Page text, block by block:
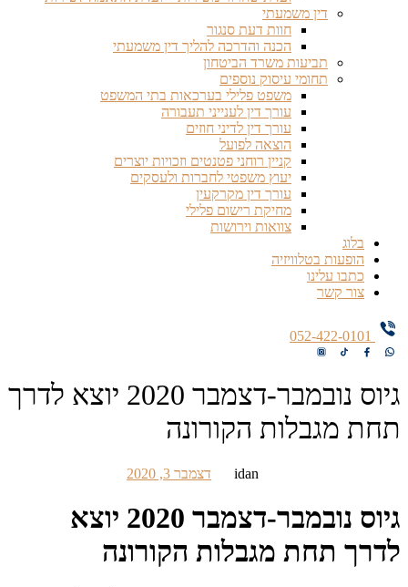
דין משמעתי
חוות דעת סנגור
הכנה והדרכה להליך דין משמעתי
תביעות משרד הביטחון
תחומי עיסוק נוספים
משפט פלילי בערכאות בתי המשפט
עורך דין לענייני תעבורה
עורך דין לדיני חוזים
הוצאה לפועל
קניין רוחני פטנטים וזכויות יוצרים
יעוץ משפטי לחברות ולעסקים
עורך דין מקרקעין
מחיקת רישום פלילי
צוואות וירושות
בלוג
הופעות בטלוויזיה
כתבו עלינו
צור קשר
052-422-0101
גיוס נובמבר-דצמבר 2020 יוצא לדרך
תחת מגבלות הקורונה
idan דצמבר 3, 2020
גיוס נובמבר-דצמבר 2020 יוצא
לדרך תחת מגבלות הקורונה